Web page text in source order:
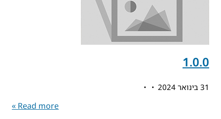
1.0.0
31 בינואר 2024
Read more »